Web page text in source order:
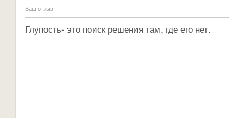
Ваш отзыв
Глупость- это поиск решения там, где его нет.